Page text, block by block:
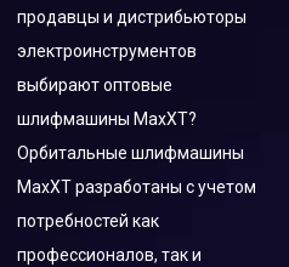
продавцы и дистрибьюторы
электроинструментов
выбирают оптовые
шлифмашины MaxXT?
Орбитальные шлифмашины
MaxXT разработаны с учетом
потребностей как
профессионалов, так и